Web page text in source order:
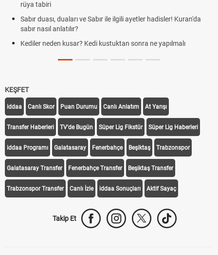
rüya tabiri
Sabır duası, duaları ve Sabır ile ilgili ayetler hadisler! Kuran'da
sabır nasıl anlatılır?
Kediler neden kusar? Kedi kustuktan sonra ne yapılmalı
KEŞFET
iddaa Canlı Skor Puan Durumu Canlı Anlatım At Yarışı
Transfer Haberleri TV'de Bugün Süper Lig Fikstür Süper Lig Haberleri
iddaa Programı Galatasaray Fenerbahçe Beşiktaş Trabzonspor
Galatasaray Transfer Fenerbahçe Transfer Beşiktaş Transfer
Trabzonspor Transfer Canlı İzle iddaa Sonuçları Aktif Sayaç
Takip Et